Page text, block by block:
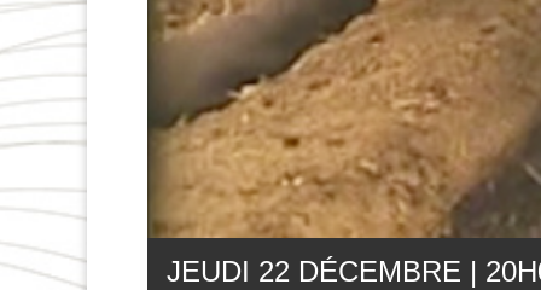
JEUDI 22 DÉCEMBRE | 20H